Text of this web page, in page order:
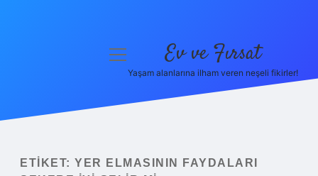
Yasal Uyarı
menüyü
Ev ve Fırsat
Yaşam alanlarına ilham veren neşeli fikirler!
ETIKET: YER ELMASININ FAYDALARI